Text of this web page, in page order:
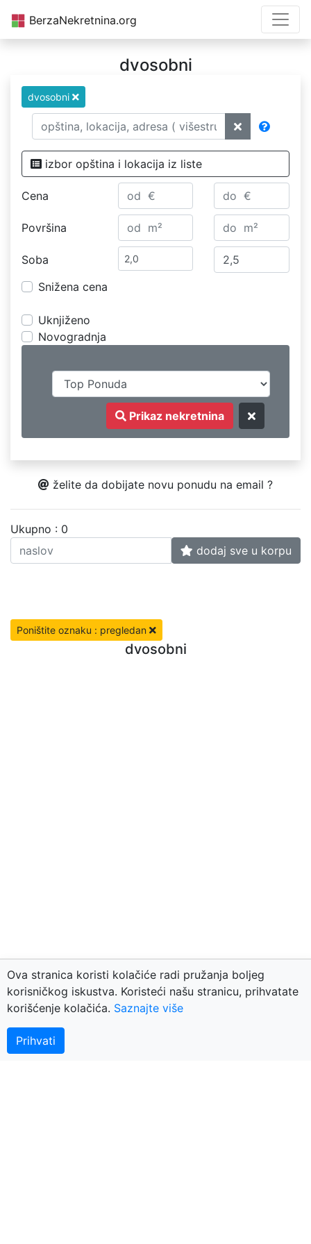
BerzaNekretnina.org
dvosobni
dvosobni
izbor opština i lokacija iz liste
Cena
Površina
Soba
Snižena cena
Uknjiženo
Novogradnja
Prikaz nekretnina
želite da dobijate novu ponudu na email ?
Ukupno : 0
dodaj sve u korpu
Poništite oznaku : pregledan
dvosobni
Kontaktirajte nas
© 2018 BerzaNekretnina.org - portal za nekretnine
Ova stranica koristi kolačiće radi pružanja boljeg
korisničkog iskustva. Koristeći našu stranicu, prihvatate
korišćenje kolačića. Saznajte više
Prihvati